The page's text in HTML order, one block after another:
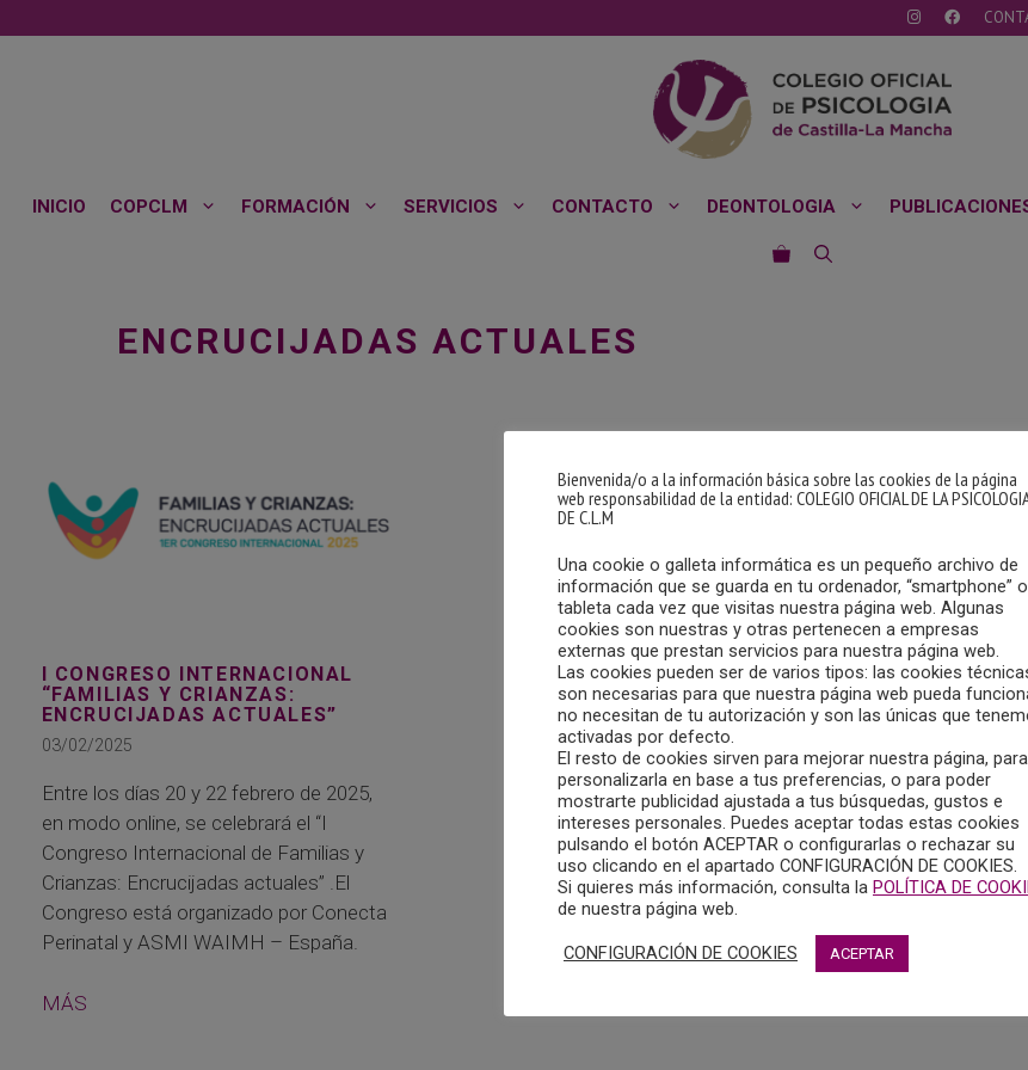
al
INICIO COPCLM FORMACIÓN SERVICIOS CONTACTO DEONTOLOGIA
ENCRUCIJADAS ACTUALES
I CONGRESO INTERNACIONAL
“FAMILIAS Y CRIANZAS:
ENCRUCIJADAS ACTUALES”
03/02/2025
Entre los días 20 y 22 febrero de 2025,
en modo online, se celebrará el “I
Congreso Internacional de Familias y
Crianzas: Encrucijadas actuales” .El
Congreso está organizado por Conecta
Perinatal y ASMI WAIMH – España.
MÁS
Bienvenida/o a la información básica sobre las cookies de la página
web responsabilidad de la entidad: COLEGIO OFICIAL DE LA
DE C.L.M
Una cookie o galleta informática es un pequeño archivo de
información que se guarda en tu ordenador, “smartphone” o
tableta cada vez que visitas nuestra página web. Algunas
cookies son nuestras y otras pertenecen a empresas
externas que prestan servicios para nuestra página web.
Las cookies pueden ser de varios tipos: las cookies
son necesarias para que nuestra página web pueda
no necesitan de tu autorización y son las únicas que
activadas por defecto.
El resto de cookies sirven para mejorar nuestra página, para
personalizarla en base a tus preferencias, o para poder
mostrarte publicidad ajustada a tus búsquedas, gustos e
intereses personales. Puedes aceptar todas estas cookies
pulsando el botón ACEPTAR o configurarlas o rechazar su
uso clicando en el apartado CONFIGURACIÓN DE COOKIES.
Si quieres más información, consulta la POLÍTICA DE
de nuestra página web.
CONFIGURACIÓN DE COOKIES ACEPTAR